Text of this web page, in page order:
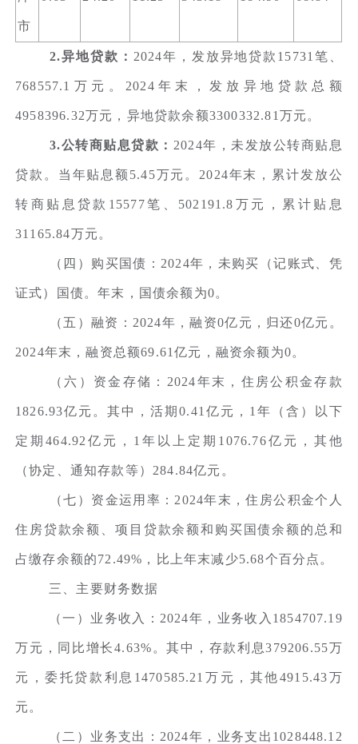
市
2.异地贷款： 2024年，发放异地贷款15731笔、
768557.1万元。2024年末，发放异地贷款总额
4958396.32万元，异地贷款余额3300332.81万元。
3.公转商贴息贷款： 2024年，未发放公转商贴息
贷款。当年贴息额5.45万元。2024年末，累计发放公
转商贴息贷款15577笔、502191.8万元，累计贴息
31165.84万元。
（四）购买国债：2024年，未购买（记账式、凭
证式）国债。年末，国债余额为0。
（五）融资：2024年，融资0亿元，归还0亿元。
2024年末，融资总额69.61亿元，融资余额为0。
（六）资金存储：2024年末，住房公积金存款
1826.93亿元。其中，活期0.41亿元，1年（含）以下
定期464.92亿元，1年以上定期1076.76亿元，其他
（协定、通知存款等）284.84亿元。
（七）资金运用率：2024年末，住房公积金个人
住房贷款余额、项目贷款余额和购买国债余额的总和
占缴存余额的72.49%，比上年末减少5.68个百分点。
三、主要财务数据
（一）业务收入：2024年，业务收入1854707.19
万元，同比增长4.63%。其中，存款利息379206.55万
元，委托贷款利息1470585.21万元，其他4915.43万
元。
（二）业务支出：2024年，业务支出1028448.12